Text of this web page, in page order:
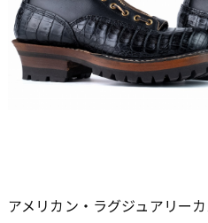
アメリカン・ラグジュアリー